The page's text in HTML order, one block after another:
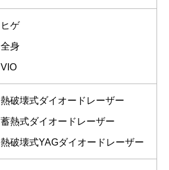
ヒゲ
全身
VIO
熱破壊式ダイオードレーザー
蓄熱式ダイオードレーザー
熱破壊式YAGダイオードレーザー